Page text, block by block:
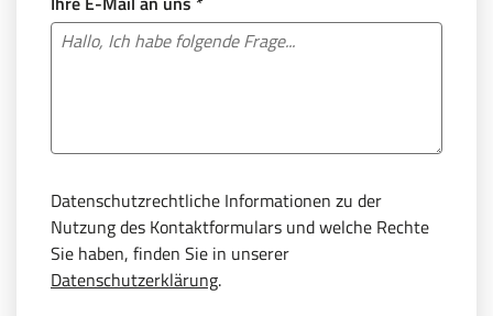
Datenschutzrechtliche Informationen zu der
Nutzung des Kontaktformulars und welche Rechte
Sie haben, finden Sie in unserer
Datenschutzerklärung.